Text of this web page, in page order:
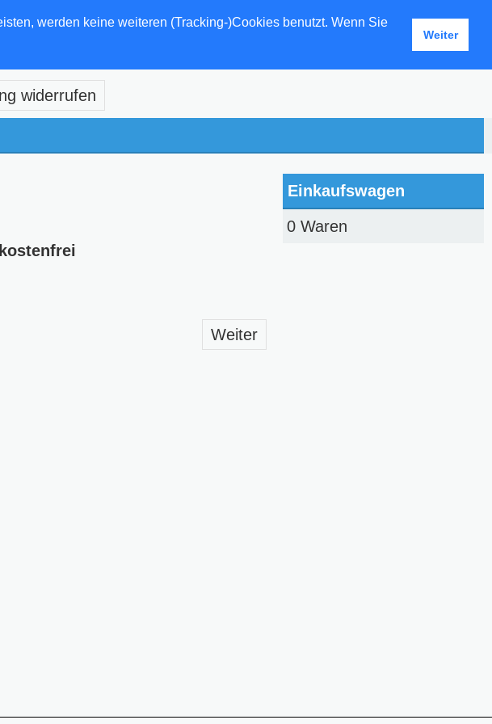
werden keine weiteren (Tracking-)Cookies benutzt. Wenn Sie
Weiter
widerrufen
Weiter
Einkaufswagen
0 Waren